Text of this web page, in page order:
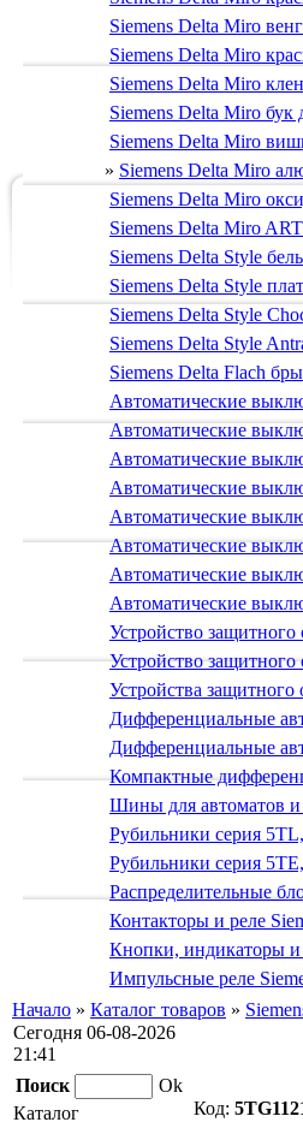
Siemens Delta Miro
Siemens Delta Miro
Siemens Delta Miro
Siemens Delta Miro бук
Siemens Delta Miro
» Siemens Delta Miro
Siemens Delta Miro
Siemens Delta Miro
Siemens Delta Style
Siemens Delta Style
Siemens Delta Style
Siemens Delta Style
Siemens Delta Flach
Автоматические
Автоматические
Автоматические
Автоматические
Автоматические
Автоматические
Автоматические
Автоматические
Устройство
Устройство
Устройства
Дифференциальные
Дифференциальные
Компактные
Шины для автоматов
Рубильники серия
Рубильники серия
Распределительные
Контакторы и реле
Кнопки, индикаторы и
Импульсные реле
Начало » Каталог товаров »
Сегодня 06-08-2026
21:41
Поиск
Ok
Каталог
Код: